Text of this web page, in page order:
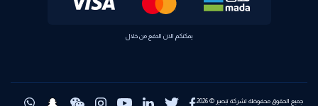
يمكنكم الان الدفع من خلال
جميع الحقوق محفوظة لشركة تبصير © 2026.